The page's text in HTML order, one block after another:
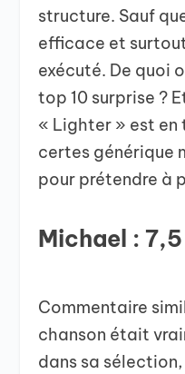
structure. Sauf
efficace et
exécuté. De quoi
top 10 surprise ?
« Lighter » est
certes générique
pour prétendre à
Michael : 7,5
Commentaire
chanson était
dans sa sélection,